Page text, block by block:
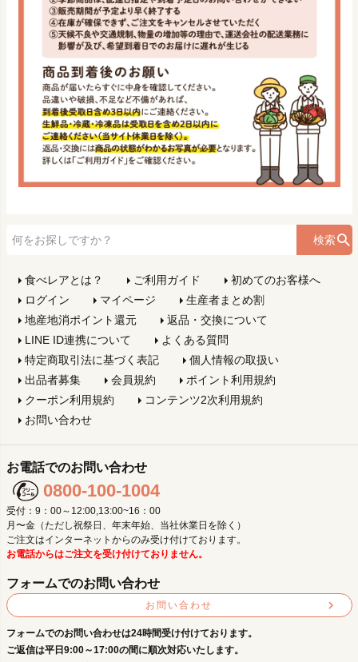
検索
食べレアとは？ ご利用ガイド
初めてのお客様へ
ログイン
マイページ
生産者まとめ割
地産地消ポイント還元
返品・交換について
LINE ID連携について
よくある質問
特定商取引法に基づく表記
個人情報の取扱い
出品者募集
会員規約
ポイント利用規約
クーポン利用規約
コンテンツ2次利用規約
お問い合わせ
お電話でのお問い合わせ
0800-100-1004
受付：9：00～12:00,13:00~16：00
月〜金（ただし祝祭日、年末年始、当社休業日を除く）
ご注文はインターネットからのみ受け付けております。
お電話からはご注文を受け付けておりません。
フォームでのお問い合わせ
お問い合わせ
フォームでのお問い合わせは24時間受け付けております。
ご返信は平日9:00～17:00の間に順次対応いたします。